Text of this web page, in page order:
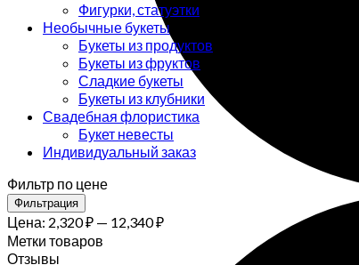
Фигурки, статуэтки
Необычные букеты
Букеты из продуктов
Букеты из фруктов
Сладкие букеты
Букеты из клубники
Свадебная флористика
Букет невесты
Индивидуальный заказ
Фильтр по цене
Минимальная
цена
Максимальная
цена
Фильтрация
Цена: 2,320 ₽ — 12,340 ₽
Метки товаров
Отзывы